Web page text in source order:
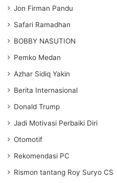
Jon Firman Pandu
Safari Ramadhan
BOBBY NASUTION
Pemko Medan
Azhar Sidiq Yakin
Berita Internasional
Donald Trump
Jadi Motivasi Perbaiki Diri
Otomotif
Rekomendasi PC
Rismon tantang Roy Suryo CS